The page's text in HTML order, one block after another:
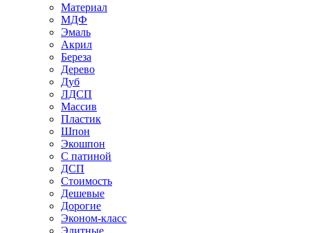
Материал
МДФ
Эмаль
Акрил
Береза
Дерево
Дуб
ЛДСП
Массив
Пластик
Шпон
Экошпон
С патиной
ДСП
Стоимость
Дешевые
Дорогие
Эконом-класс
Элитные